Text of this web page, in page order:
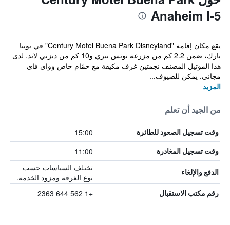
Anaheim I-5
يقع مكان إقامة "Century Motel Buena Park Disneyland" في بوينا
بارك، ضمن 2.2 كم من مزرعة نوتس بيري و10 كم من ديزني لاند. لدى
هذا الموتيل المصنف نجمتين غرف مكيفة مع حمّام خاص وواي فاي
مجاني. يمكن للضيوف...
المزيد
من الجيد أن تعلم
وقت تسجيل الصعود للطائرة 15:00
وقت تسجيل المغادرة 11:00
الدفع والإلغاء
تختلف السياسات حسب
نوع الغرفة ومزود الخدمة.
رقم مكتب الاستقبال +1 562 644 2363